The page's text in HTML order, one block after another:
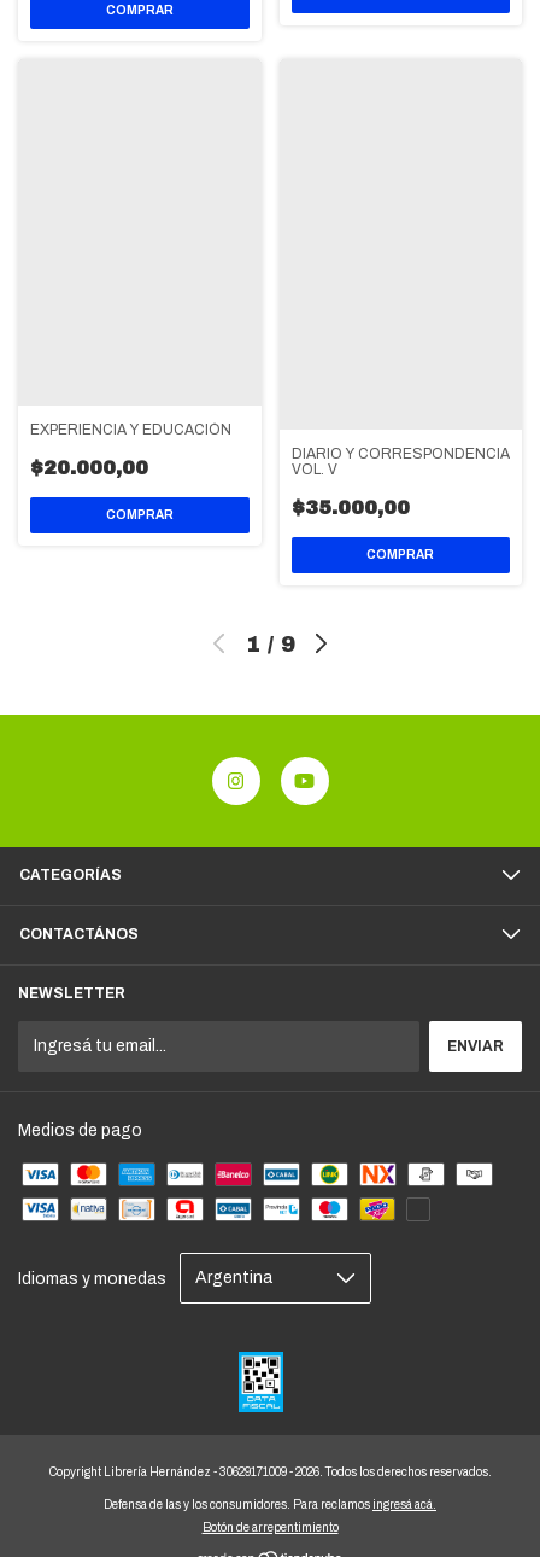
EXPERIENCIA Y EDUCACIÓN
$20.000,00
DIARIO Y CORRESPONDENCIA
VOL. V
$35.000,00
1 / 9
CATEGORÍAS
CONTACTÁNOS
NEWSLETTER
Medios de pago
Idiomas y monedas
Copyright Librería Hernández - 30629171009 - 2026. Todos los derechos reservados.
Defensa de las y los consumidores. Para reclamos ingresá acá.
Botón de arrepentimiento